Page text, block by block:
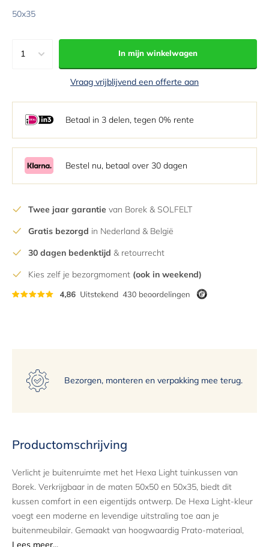
50x35
1
3
5
7
10
11
14
In mijn winkelwagen
Vraag vrijblijvend een offerte aan
Betaal in 3 delen, tegen 0% rente
Bestel nu, betaal over 30 dagen
Twee jaar garantie van Borek & SOLFELT
Gratis bezorgd in Nederland & België
30 dagen bedenktijd & retourrecht
Kies zelf je bezorgmoment (ook in weekend)
Bezorgen, monteren en verpakking mee terug.
Productomschrijving
Verlicht je buitenruimte met het Hexa Light tuinkussen van
Borek. Verkrijgbaar in de maten 50x50 en 50x35, biedt dit
kussen comfort in een eigentijds ontwerp. De Hexa Light-kleur
voegt een moderne en levendige uitstraling toe aan je
buitenmeubilair. Gemaakt van hoogwaardig Prato-materiaal,
belooft dit kussen duurzaamheid en gemak in onderhoud.
Lees meer...